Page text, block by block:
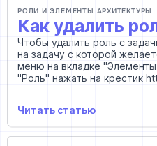
РОЛИ И ЭЛЕМЕНТЫ АРХИТЕКТУРЫ
Как удалить
Чтобы удалить роль с
на задачу с которой
меню на вкладке
"Роль" нажать на крестик
Читать статью